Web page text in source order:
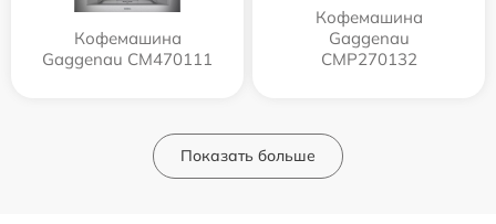
Кофемашина
Gaggenau CM470111
Кофемашина
Gaggenau
CMP270132
Показать больше